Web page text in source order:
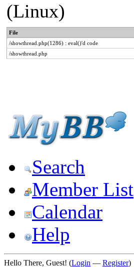
(Linux)
File
/showthread.php(1286) : eval()'d code
/showthread.php
Search
Member List
Calendar
Help
Hello There, Guest! (Login — Register)